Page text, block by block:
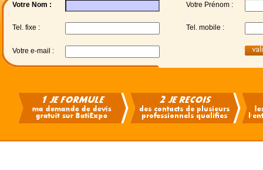
Votre Nom : Votre Prénom :
Tel. fixe : Tel. mobile :
Votre e-mail :